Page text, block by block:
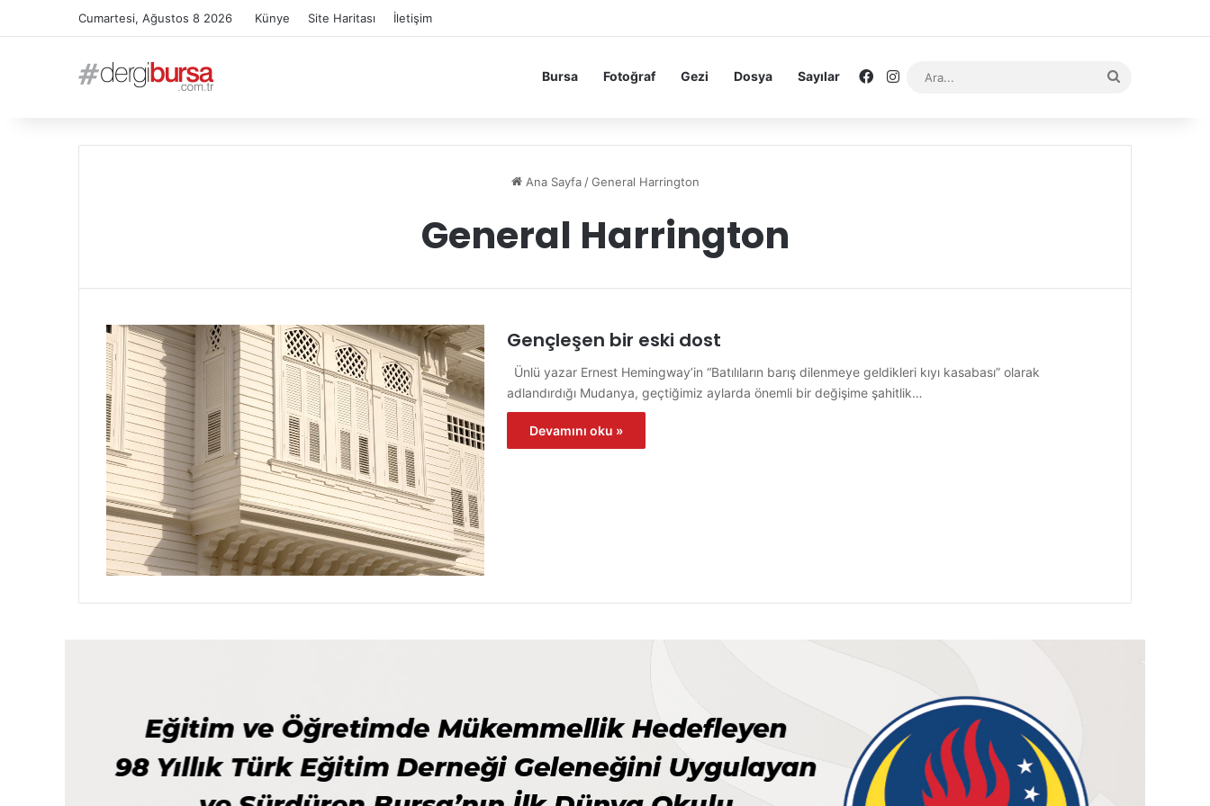
Cumartesi, Ağustos 8 2026 Künye Site Haritası İletişim
Bursa Fotoğraf Gezi Dosya Sayılar Facebook
Instagram
Ana Sayfa / General Harrington
General Harrington
Gençleşen bir eski dost
Ünlü yazar Ernest Hemingway’in “Batılıların barış dilenmeye geldikleri kıyı kasabası” olarak
adlandırdığı Mudanya, geçtiğimiz aylarda önemli bir değişime şahitlik…
Devamını oku »